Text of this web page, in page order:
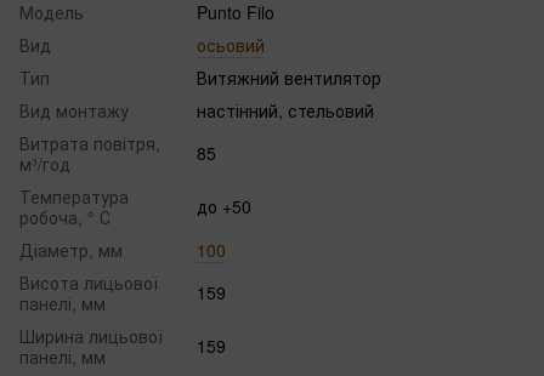
Модель
Punto Filo
Вид
осьовий
Тип
Витяжний вентилятор
Вид монтажу
настінний, стельовий
Витрата повітря,
м³/год
85
Температура
робоча, ° С
до +50
Діаметр, мм
100
Висота лицьової
панелі, мм
159
Ширина лицьової
панелі, мм
159